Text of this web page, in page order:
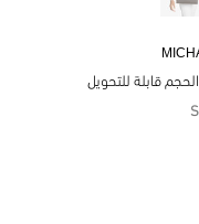
قابلة للتحويل